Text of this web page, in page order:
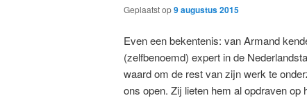
Geplaatst op9 augustus 2015
Even een bekentenis: van Armand
(zelfbenoemd) expert in de
waard om de rest van zijn werk te
ons open. Zij lieten hem al opdraven op